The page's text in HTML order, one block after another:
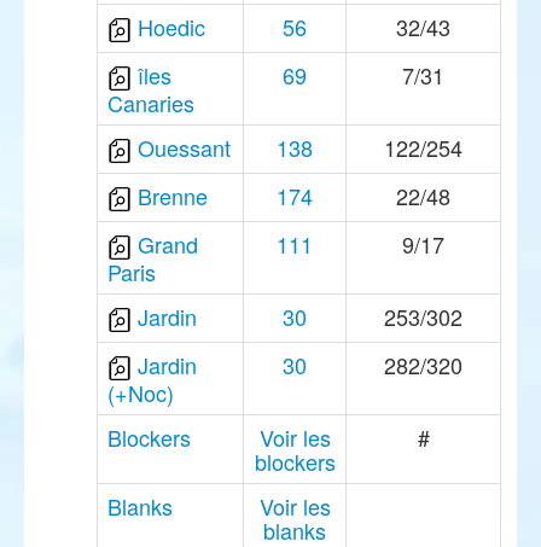
Hoedic 56
32/43
îles
Canaries
69 7/31
Ouessant 138
122/254
Brenne
174
22/48
Grand
Paris
111 9/17
Jardin 30
253/302
Jardin
(+Noc)
30 282/320
Blockers Voir les
blockers
#
Blanks Voir les
blanks